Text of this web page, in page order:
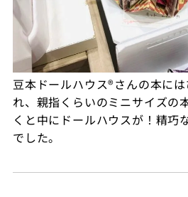
豆本ドールハウス®さんの本に
れ、親指くらいのミニサイズの
くと中にドールハウスが！精巧
でした。